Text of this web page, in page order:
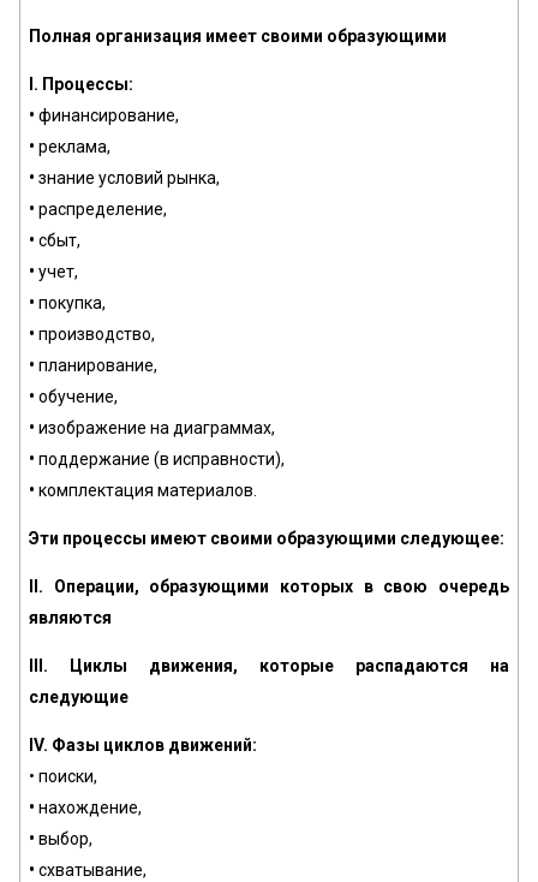
Полная организация имеет своими образующими
I. Процессы:
• финансирование,
• реклама,
• знание условий рынка,
• распределение,
• сбыт,
• учет,
• покупка,
• производство,
• планирование,
• обучение,
• изображение на диаграммах,
• поддержание (в исправности),
• комплектация материалов.
Эти процессы имеют своими образующими следующее:
II. Операции, образующими которых в свою очередь
являются
III. Циклы движения, которые распадаются на
следующие
IV. Фазы циклов движений:
• поиски,
• нахождение,
• выбор,
• схватывание,